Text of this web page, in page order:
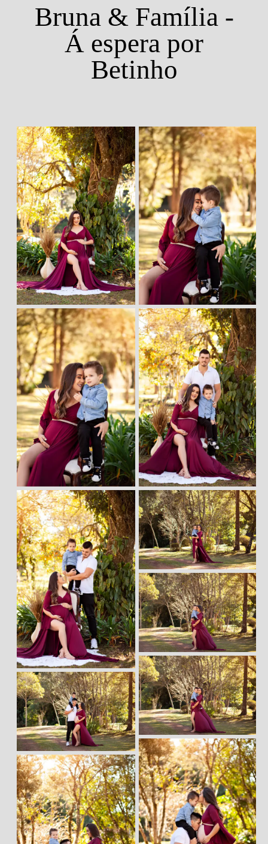
Bruna & Família -
Á espera por
Betinho